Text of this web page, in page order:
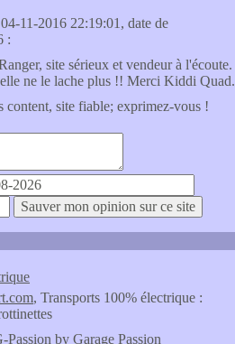
11-2016 22:19:01, date de
:
site sérieux et vendeur à l'écoute.
ne le lache plus !! Merci Kiddi Quad.
content, site fiable; exprimez-vous !
, Transports 100% électrique :
Passion by Garage Passion